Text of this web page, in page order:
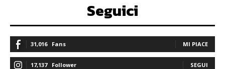
Seguici
31,016 Fans MI PIACE
17,137 Follower SEGUI